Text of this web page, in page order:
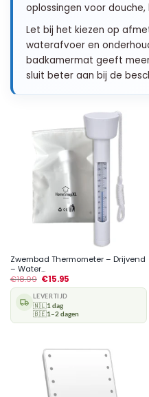
oplossingen voor
Let bij het kiezen op
waterafvoer en
badkamermat geeft
sluit beter aan bij de
Zwembad Thermometer – Drijvend
– Water...
€18.99 €15.95
LEVERTIJD
🇳🇱1 dag
🇧🇪1–2 dagen